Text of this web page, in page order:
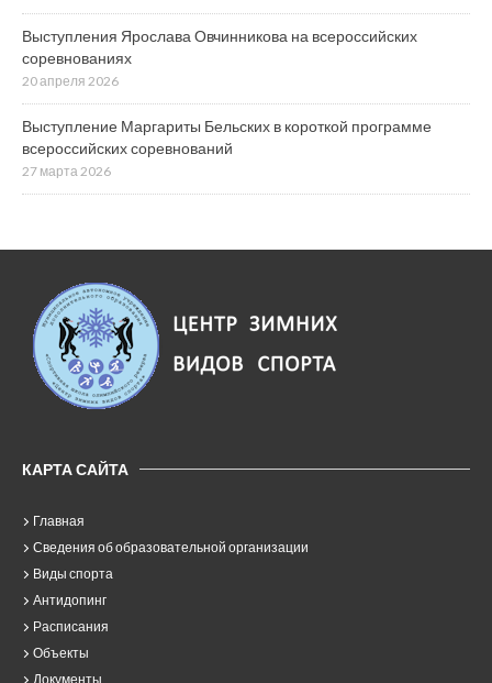
Выступления Ярослава Овчинникова на всероссийских
соревнованиях
20 апреля 2026
Выступление Маргариты Бельских в короткой программе
всероссийских соревнований
27 марта 2026
КАРТА САЙТА
Главная
Сведения об образовательной организации
Виды спорта
Антидопинг
Расписания
Объекты
Документы